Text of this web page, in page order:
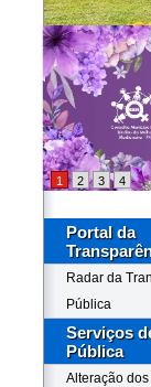
1 2 3 4
Portal da
Radar da
Pública
Serviços
Pública
Alteração